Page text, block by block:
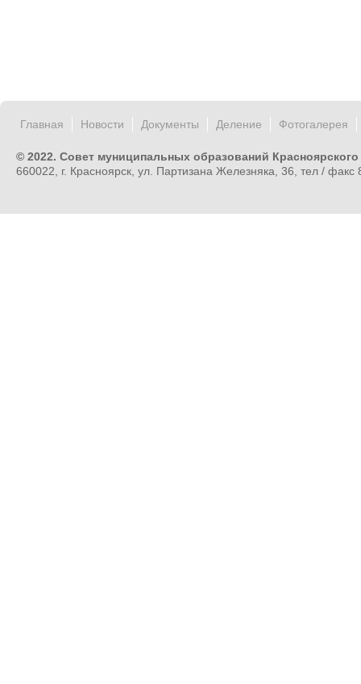
Главная Новости Документы Деление Фотогалерея
© 2022. Совет муниципальных образований Красноярского
660022, г. Красноярск, ул. Партизана Железняка, 36, тел /